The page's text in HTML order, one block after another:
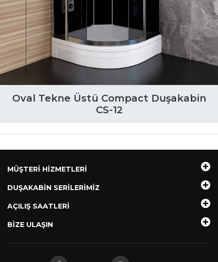
Oval Tekne Üstü Compact Duşakabin
CS-12
MÜŞTERI HIZMETLERI
DUŞAKABIN SERILERIMIZ
AÇILIŞ SAATLERI
BIZE ULAŞIN